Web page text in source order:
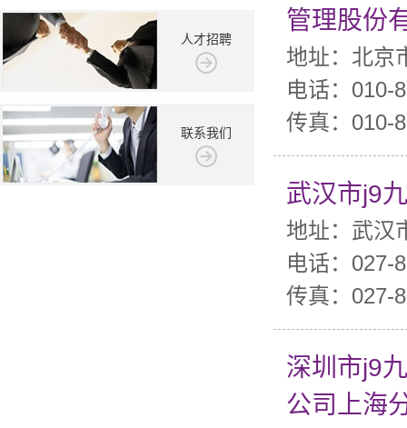
人才招聘
联系我们
管理股份
地址：北京
电话：010-
传真：010-
武汉市j9
地址：武汉
电话：027-
传真：027-
深圳市j9
公司上海